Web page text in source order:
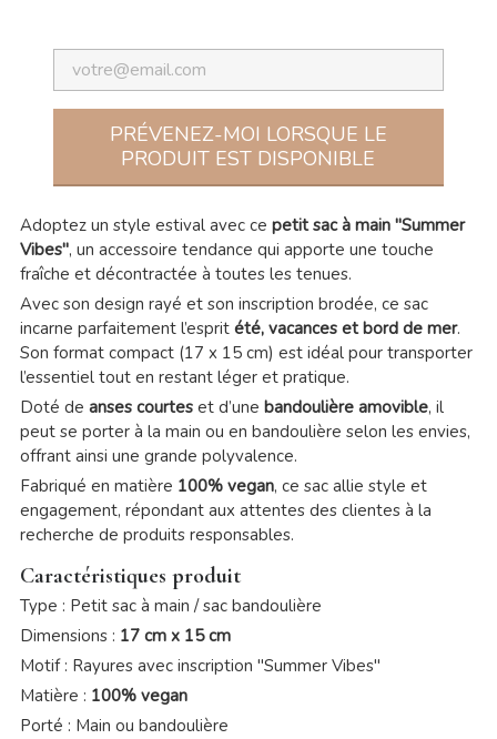
PRÉVENEZ-MOI LORSQUE LE
PRODUIT EST DISPONIBLE
Adoptez un style estival avec ce petit sac à main "Summer
Vibes", un accessoire tendance qui apporte une touche
fraîche et décontractée à toutes les tenues.
Avec son design rayé et son inscription brodée, ce sac
incarne parfaitement l’esprit été, vacances et bord de mer.
Son format compact (17 x 15 cm) est idéal pour transporter
l’essentiel tout en restant léger et pratique.
Doté de anses courteset d’une bandoulière amovible, il
peut se porter à la main ou en bandoulière selon les envies,
offrant ainsi une grande polyvalence.
Fabriqué en matière 100% vegan, ce sac allie style et
engagement, répondant aux attentes des clientes à la
recherche de produits responsables.
Caractéristiques produit
Type : Petit sac à main / sac bandoulière
Dimensions : 17 cm x 15 cm
Motif : Rayures avec inscription "Summer Vibes"
Matière : 100% vegan
Porté : Main ou bandoulière